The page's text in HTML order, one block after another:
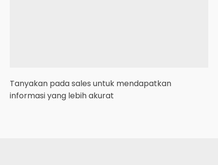
Tanyakan pada sales untuk mendapatkan
informasi yang lebih akurat